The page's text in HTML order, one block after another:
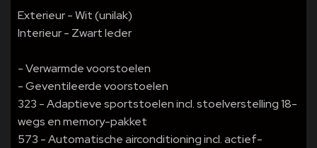
Exterieur - Wit (unilak)
Interieur - Zwart leder
- Verwarmde voorstoelen
- Geventileerde voorstoelen
323 - Adaptieve sportstoelen incl. stoelverstelling 18-
wegs en memory-pakket
573 - Automatische airconditioning incl. actief-